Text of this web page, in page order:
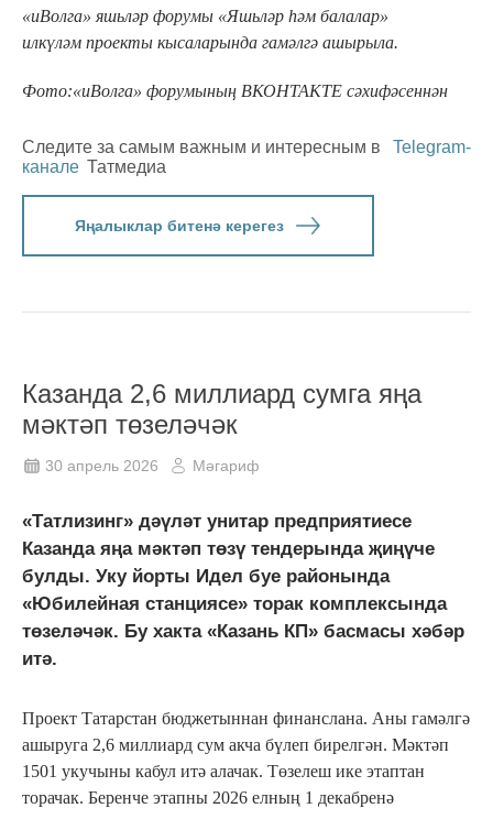
«иВолга» яшьләр форумы «Яшьләр һәм балалар»
илкүләм проекты кысаларында гамәлгә ашырыла.
Фото:«иВолга» форумының ВКОНТАКТЕ сәхифәсеннән
Следите за самым важным и интересным в
Telegram-
канале Татмедиа
Яңалыклар битенә керегез
Казанда 2,6 миллиард сумга яңа
мәктәп төзеләчәк
30 апрель 2026 Мәгариф
«Татлизинг» дәүләт унитар предприятиесе
Казанда яңа мәктәп төзү тендерында җиңүче
булды. Уку йорты Идел буе районында
«Юбилейная станциясе» торак комплексында
төзеләчәк. Бу хакта «Казань КП» басмасы хәбәр
итә.
Проект Татарстан бюджетыннан финанслана. Аны гамәлгә
ашыруга 2,6 миллиард сум акча бүлеп бирелгән. Мәктәп
1501 укучыны кабул итә алачак. Төзелеш ике этаптан
торачак. Беренче этапны 2026 елның 1 декабренә